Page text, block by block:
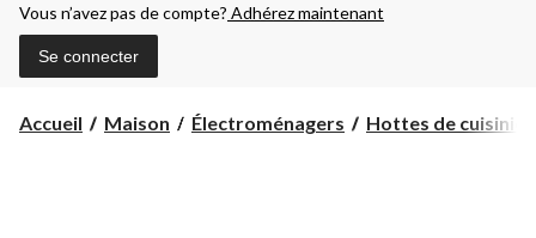
Vous n’avez pas de compte? Adhérez maintenant
Se connecter
Accueil Maison Électroménagers Hottes de